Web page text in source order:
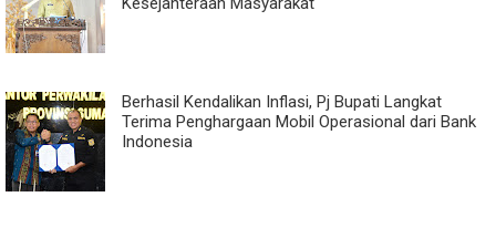
Berhasil Kendalikan Inflasi, Pj Bupati Langkat
Terima Penghargaan Mobil Operasional dari Bank
Indonesia